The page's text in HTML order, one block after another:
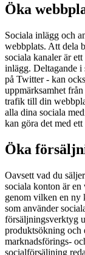
Öka
Sociala inlägg och
webbplats. Att dela
sociala kanaler är
inlägg. Deltagande i
på Twitter - kan
uppmärksamhet
trafik till din
alla dina sociala
kan göra det med
Öka
Oavsett vad du
sociala konton är
genom vilken en ny
som använder
försäljningsverktyg
produktsökning och
marknadsförings-
socialförsäljning